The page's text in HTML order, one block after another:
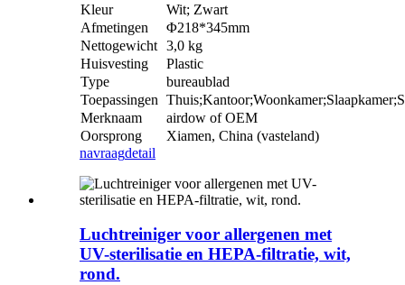
Kleur
Wit; Zwart
Afmetingen
Φ218*345mm
Nettogewicht 3,0 kg
Huisvesting
Plastic
Type
bureaublad
Toepassingen
Merknaam
airdow of OEM
Oorsprong
Xiamen, China (vasteland)
navraagdetail
Luchtreiniger voor allergenen met
UV-sterilisatie en HEPA-filtratie, wit,
rond.